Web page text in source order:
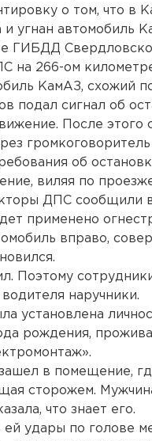
о том, что в
угнан автомобиль
ГИБДД
на 266-ом
КамАЗ, схожий
подал сигнал об
После этого
об
виляя по
ДПС сообщили
применено
вправо,
Поэтому
наручники.
установлена
рождения,
в помещение,
сторожем.
что знает его.
ей удары по голове